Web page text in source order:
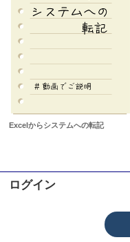
Excelからシステムへの転記
ログイン